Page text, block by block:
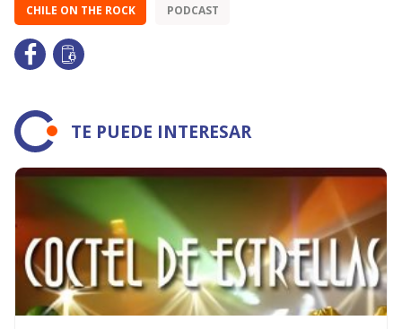
CHILE ON THE ROCK PODCAST
TE PUEDE INTERESAR